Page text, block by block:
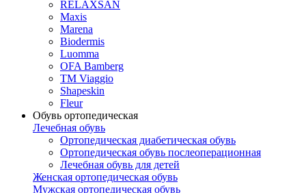
RELAXSAN
Maxis
Marena
Biodermis
Luomma
OFA Bamberg
TM Viaggio
Shapeskin
Fleur
Обувь ортопедическая
Лечебная обувь
Ортопедическая диабетическая обувь
Ортопедическая обувь послеоперационная
Лечебная обувь для детей
Женская ортопедическая обувь
Мужская ортопедическая обувь